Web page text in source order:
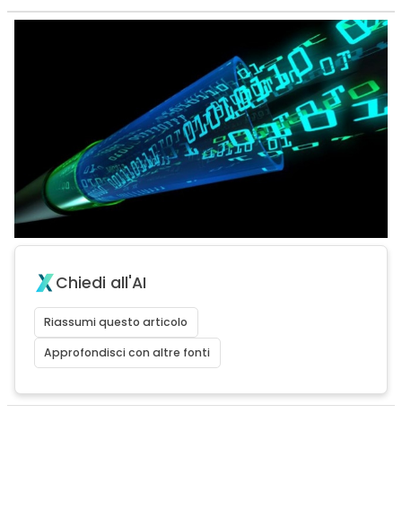
Chiedi all'AI
Riassumi questo articolo
Approfondisci con altre fonti